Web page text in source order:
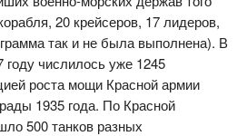
20 крейсеров, 17 лидеров,
так и не была выполнена). В
году числилось уже 1245
роста мощи Красной армии
1935 года. По Красной
500 танков разных